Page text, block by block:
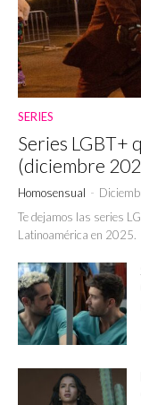
SERIES
Series LGBT+
(diciembre
Homosensual -
Te dejamos las series
Latinoamérica en 2025.